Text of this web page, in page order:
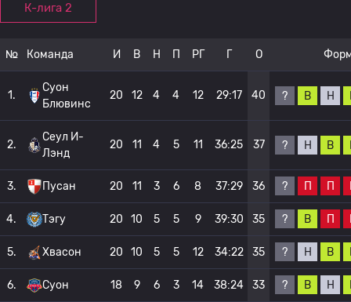
К-лига 2
№ Команда И В Н П РГ Г О
1.
Суон
Блювинс
20 12 4 4 12 29:17 40 ? В Н
2.
Сеул И-
Лэнд
20 11 4 5 11 36:25 37 ? Н В
3. Пусан 20 11 3 6 8 37:29 36 ? П П
4. Тэгу 20 10 5 5 9 39:30 35 ? В П
5. Хвасон 20 10 5 5 12 34:22 35 ? Н В
6. Суон 18 9 6 3 14 38:24 33 ? В Н